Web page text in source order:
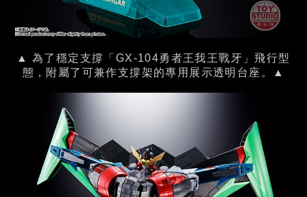
▲ 為了穩定支撐「GX-104勇者王我王戰牙」飛行型
態，附屬了可兼作支撐架的專用展示透明台座。▲